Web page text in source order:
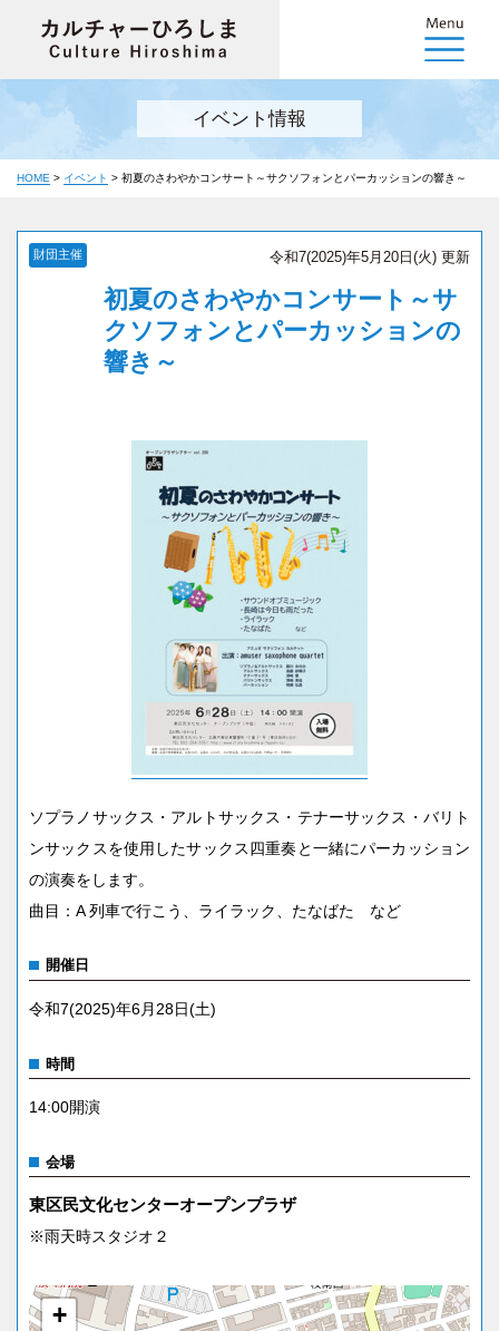
イベント情報
HOME > イベント > 初夏のさわやかコンサート～サクソフォンとパーカッションの響き～
令和7(2025)年5月20日(火) 更新
財団主催
初夏のさわやかコンサート～サ
クソフォンとパーカッションの
響き～
ソプラノサックス・アルトサックス・テナーサックス・バリト
ンサックスを使用したサックス四重奏と一緒にパーカッション
の演奏をします。
曲目：A 列車で行こう、ライラック、たなばた など
開催日
令和7(2025)年6月28日(土)
時間
14:00開演
会場
東区民文化センターオープンプラザ
※雨天時スタジオ２
+